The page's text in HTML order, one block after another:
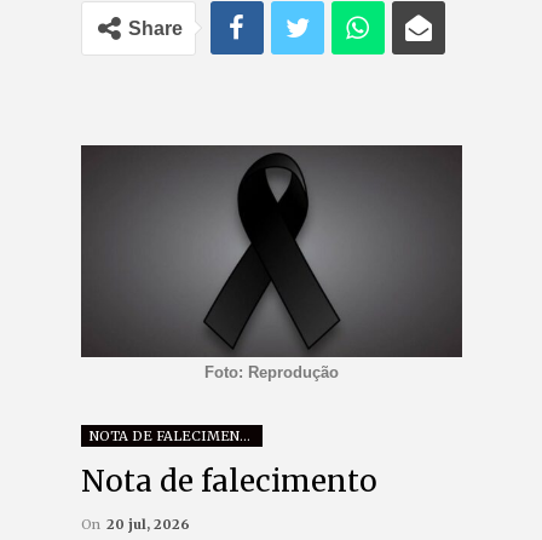
Share
Foto: Reprodução
NOTA DE FALECIMENTO
Nota de falecimento
On 20 jul, 2026